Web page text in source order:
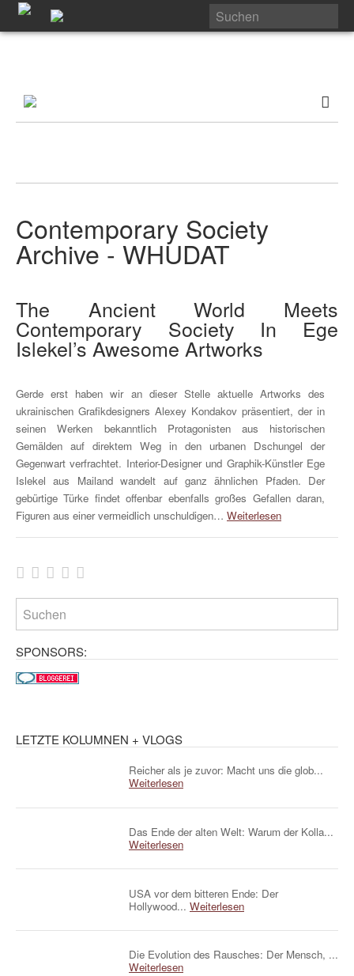
Contemporary Society
Archive - WHUDAT
The Ancient World Meets
Contemporary Society In Ege
Islekel’s Awesome Artworks
Gerde erst haben wir an dieser Stelle aktuelle Artworks des
ukrainischen Grafikdesigners Alexey Kondakov präsentiert, der in
seinen Werken bekanntlich Protagonisten aus historischen
Gemälden auf direktem Weg in den urbanen Dschungel der
Gegenwart verfrachtet. Interior-Designer und Graphik-Künstler Ege
Islekel aus Mailand wandelt auf ganz ähnlichen Pfaden. Der
gebürtige Türke findet offenbar ebenfalls großes Gefallen daran,
Figuren aus einer vermeidlich unschuldigen… Weiterlesen
SPONSORS:
LETZTE KOLUMNEN + VLOGS
Reicher als je zuvor: Macht uns die glob...
Weiterlesen
Das Ende der alten Welt: Warum der Kolla...
Weiterlesen
USA vor dem bitteren Ende: Der
Hollywood... Weiterlesen
Die Evolution des Rausches: Der Mensch, ...
Weiterlesen